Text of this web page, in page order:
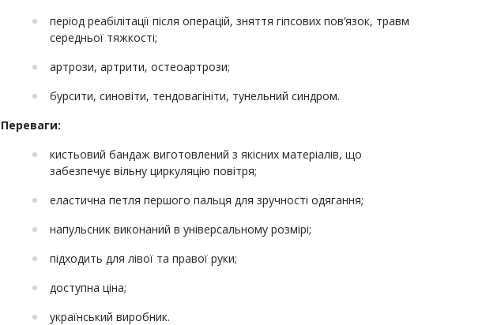
період реабілітації після операцій, зняття гіпсових пов’язок, травм
середньої тяжкості;
артрози, артрити, остеоартрози;
бурсити, синовіти, тендовагініти, тунельний синдром.
Переваги:
кистьовий бандаж виготовлений з якісних матеріалів, що
забезпечує вільну циркуляцію повітря;
еластична петля першого пальця для зручності одягання;
напульсник виконаний в універсальному розмірі;
підходить для лівої та правої руки;
доступна ціна;
український виробник.